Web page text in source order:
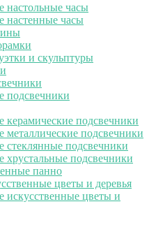
настольные часы
настенные часы
и скульптуры
подсвечники
керамические подсвечники
металлические подсвечники
стеклянные подсвечники
хрустальные подсвечники
панно
цветы и деревья
искусственные цветы и